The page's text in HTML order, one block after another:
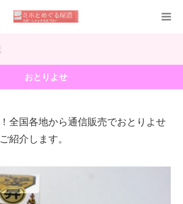
おとりよせ
全国各地から通信販売でおとりよせ
紹介します。